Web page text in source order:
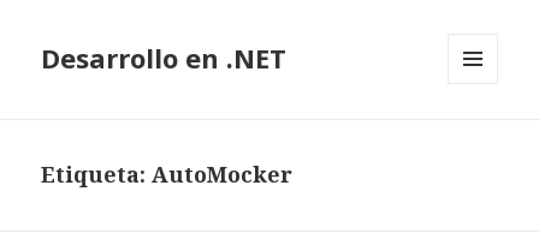
Desarrollo en .NET
Etiqueta: AutoMocker